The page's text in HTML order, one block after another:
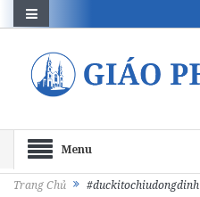
Menu
Trang Chủ #duckitochiudongdinh